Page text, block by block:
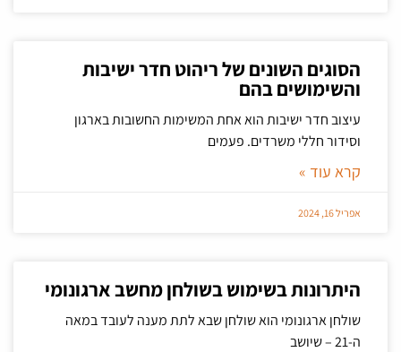
הסוגים השונים של ריהוט חדר ישיבות
והשימושים בהם
עיצוב חדר ישיבות הוא אחת המשימות החשובות בארגון
וסידור חללי משרדים. פעמים
קרא עוד »
אפריל 16, 2024
היתרונות בשימוש בשולחן מחשב ארגונומי
שולחן ארגונומי הוא שולחן שבא לתת מענה לעובד במאה
ה-21 – שיושב